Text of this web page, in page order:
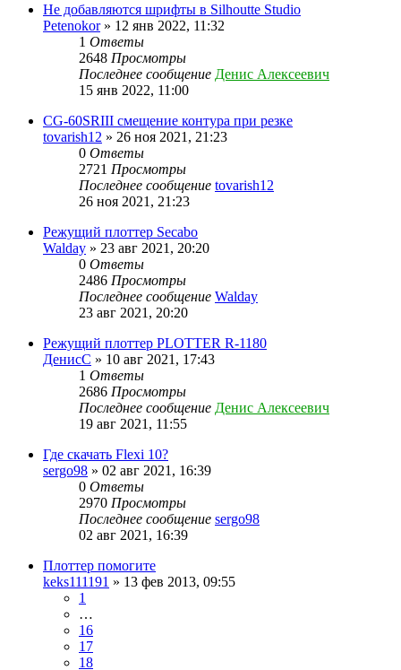
Не добавляются шрифты в Silhoutte Studio
Petenokor» 12 янв 2022, 11:32
1 Ответы
2648 Просмотры
Последнее сообщение Денис Алексеевич
15 янв 2022, 11:00
CG-60SRIII смещение контура при резке
tovarish12 » 26 ноя 2021, 21:23
0 Ответы
2721 Просмотры
Последнее сообщение tovarish12
26 ноя 2021, 21:23
Режущий плоттер Secabo
Walday » 23 авг 2021, 20:20
0 Ответы
2486 Просмотры
Последнее сообщение Walday
23 авг 2021, 20:20
Режущий плоттер PLOTTER R-1180
ДенисС » 10 авг 2021, 17:43
1 Ответы
2686 Просмотры
Последнее сообщение Денис Алексеевич
19 авг 2021, 11:55
Где скачать Flexi 10?
sergo98 » 02 авг 2021, 16:39
0 Ответы
2970 Просмотры
Последнее сообщение sergo98
02 авг 2021, 16:39
Плоттер помогите
keks111191 » 13 фев 2013, 09:55
1
…
16
17
18